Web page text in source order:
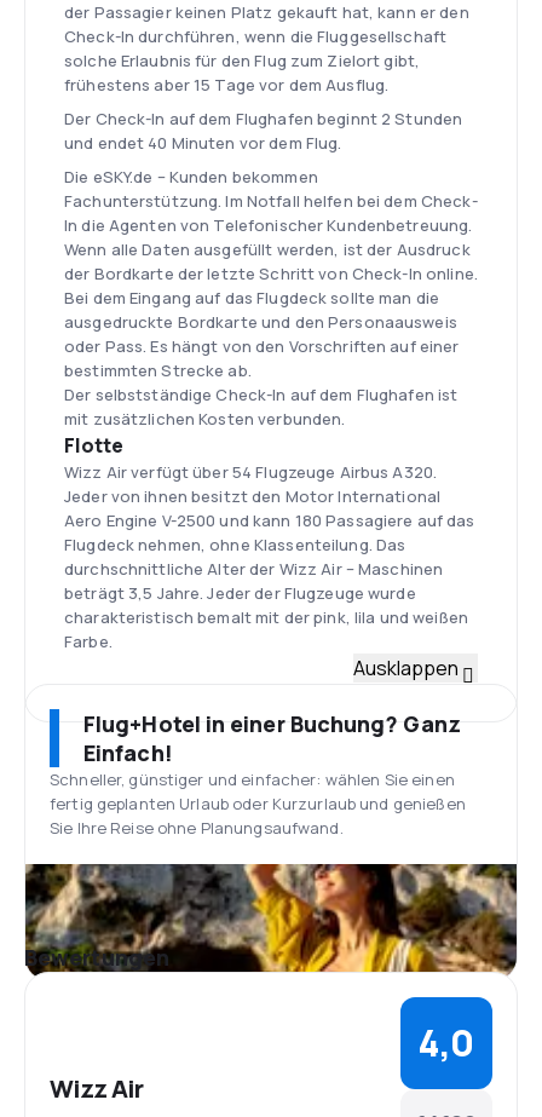
der Passagier keinen Platz gekauft hat, kann er den
Check-In durchführen, wenn die Fluggesellschaft
solche Erlaubnis für den Flug zum Zielort gibt,
frühestens aber 15 Tage vor dem Ausflug.
Der Check-In auf dem Flughafen beginnt 2 Stunden
und endet 40 Minuten vor dem Flug.
Die eSKY.de – Kunden bekommen
Fachunterstützung. Im Notfall helfen bei dem Check-
In die Agenten von Telefonischer Kundenbetreuung.
Wenn alle Daten ausgefüllt werden, ist der Ausdruck
der Bordkarte der letzte Schritt von Check-In online.
Bei dem Eingang auf das Flugdeck sollte man die
ausgedruckte Bordkarte und den Personaausweis
oder Pass. Es hängt von den Vorschriften auf einer
bestimmten Strecke ab.
Der selbstständige Check-In auf dem Flughafen ist
mit zusätzlichen Kosten verbunden.
Flotte
Wizz Air verfügt über 54 Flugzeuge Airbus A320.
Jeder von ihnen besitzt den Motor International
Aero Engine V-2500 und kann 180 Passagiere auf das
Flugdeck nehmen, ohne Klassenteilung. Das
durchschnittliche Alter der Wizz Air – Maschinen
beträgt 3,5 Jahre. Jeder der Flugzeuge wurde
charakteristisch bemalt mit der pink, lila und weißen
Farbe.
Liszt Ferenc, der größte internationale Flughafen in
Ungarn. Er befindet sich 16 km Richtung Süden-
Weste vom Zentrum der Hauptstadt. Es handelt sich
hier um den zweiten größten Flughafen in
Zentraleuropa. Seine Anfänge beziehen sich auf das
Jahr 1950. Jedes Jahr mittels ca. 40
Fluggesellschaften profitieren davon ca. 8 Millionen
Passagiere.
Auf dem Flughafen befindet sich der Warteraum für
Wizz Air – Kunden, die den
Service Exklusiver Warteraum kaufen. Die Gäste
können unter anderen mit kostenlosen Speisen und
Nach dem Flugstart können die Passagiere
Ausklappen
Flug+Hotel in einer Buchung? Ganz
Einfach!
Schneller, günstiger und einfacher: wählen Sie einen
fertig geplanten Urlaub oder Kurzurlaub und genießen
Sie Ihre Reise ohne Planungsaufwand.
Bewertungen
Wizz Air
4,0